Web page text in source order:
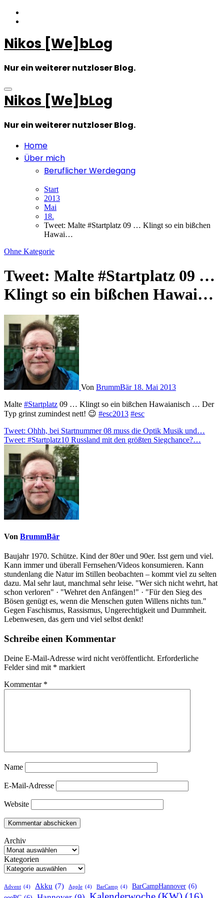
Zum
Inhalt
Nikos [We]bLog
Nur ein weiterer nutzloser Blog.
Nikos [We]bLog
Nur ein weiterer nutzloser Blog.
Home
Über mich
Beruflicher Werdegang
Start
2013
Mai
18.
Tweet: Malte #Startplatz 09 … Klingt so ein bißchen
Hawai…
Ohne Kategorie
Tweet: Malte #Startplatz 09 …
Klingt so ein bißchen Hawai…
Von BrummBär 18. Mai 2013
Malte #Startplatz 09 … Klingt so ein bißchen Hawaianisch … Der
Typ grinst zumindest nett! 😉 #esc2013 #esc
Beitragsnavigation
Tweet: Ohhh, bei Startnummer 08 muss die Optik Musik und…
Tweet: #Startplatz10 Russland mit den größten Siegchance?…
Von BrummBär
Baujahr 1970. Schütze. Kind der 80er und 90er. Isst gern und viel.
Kann immer und überall Fernsehen/Videos konsumieren. Kann
stundenlang die Natur im Stillen beobachten – kommt viel zu selten
dazu. Mal sehr laut, manchmal sehr leise. "Wer sich nicht wehrt, hat
schon verloren" · "Wehret den Anfängen!" · "Für den Sieg des
Bösen genügt es, wenn die Menschen guten Willens nichts tun."
Gegen Faschismus, Rassismus, Ungerechtigkeit und Dummheit.
Lebenwesen, das gern und viel selbst denkt!
Schreibe einen Kommentar
Deine E-Mail-Adresse wird nicht veröffentlicht. Erforderliche
Felder sind mit * markiert
Kommentar *
Name
E-Mail-Adresse
Website
Archiv
Kategorien
Advent (4) Akku (7) Apple (4) BarCamp (4) BarCampHannover (6)